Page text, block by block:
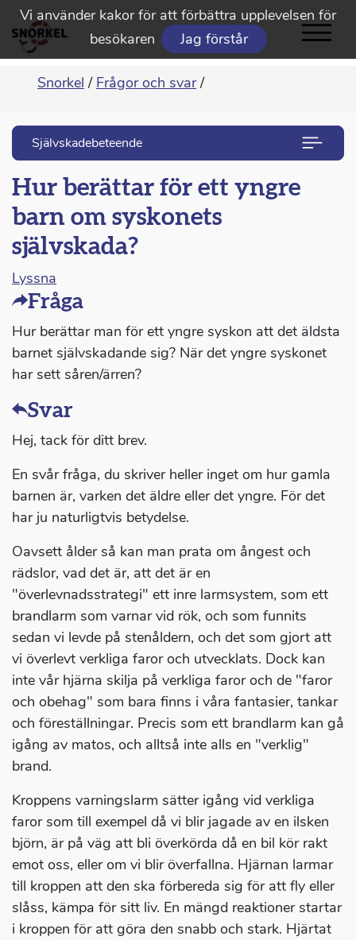
Vi använder kakor för att förbättra upplevelsen för
besökaren
Jag förstår
Snorkel / Frågor och svar /
Självskadebeteende
Hur berättar för ett yngre
barn om syskonets
självskada?
Lyssna
Fråga
Hur berättar man för ett yngre syskon att det äldsta
barnet självskadande sig? När det yngre syskonet
har sett såren/ärren?
Svar
Hej, tack för ditt brev.
En svår fråga, du skriver heller inget om hur gamla
barnen är, varken det äldre eller det yngre. För det
har ju naturligtvis betydelse.
Oavsett ålder så kan man prata om ångest och
rädslor, vad det är, att det är en
"överlevnadsstrategi" ett inre larmsystem, som ett
brandlarm som varnar vid rök, och som funnits
sedan vi levde på stenåldern, och det som gjort att
vi överlevt verkliga faror och utvecklats. Dock kan
inte vår hjärna skilja på verkliga faror och de "faror
och obehag" som bara finns i våra fantasier, tankar
och föreställningar. Precis som ett brandlarm kan gå
igång av matos, och alltså inte alls en "verklig"
brand.
Kroppens varningslarm sätter igång vid verkliga
faror som till exempel då vi blir jagade av en ilsken
björn, är på väg att bli överkörda då en bil kör rakt
emot oss, eller om vi blir överfallna. Hjärnan larmar
till kroppen att den ska förbereda sig för att fly eller
slåss, kämpa för sitt liv. En mängd reaktioner startar
i kroppen för att göra den snabb och stark. Hjärtat